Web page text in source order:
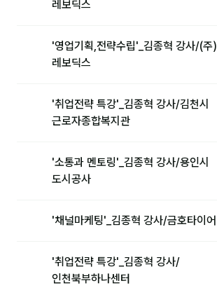
1:1 문의
자주 묻는 질문
레보딕스
'영업기획,전략수립'_김종혁 강사/(주)
레보딕스
'취업전략 특강'_김종혁 강사/김천시
근로자종합복지관
'소통과 멘토링'_김종혁 강사/용인시
도시공사
'채널마케팅'_김종혁 강사/금호타이어
'취업전략 특강'_김종혁 강사/
인천북부하나센터